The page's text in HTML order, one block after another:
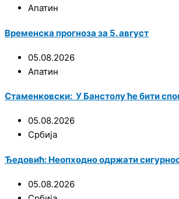
Апатин
Временска прогноза за 5. август
05.08.2026
Апатин
Стаменковски: У Банстолу ће бити
05.08.2026
Србија
Ђедовић: Неопходно одржати
05.08.2026